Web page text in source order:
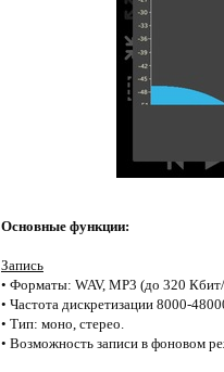
Основные функции:
Запись
• Форматы: WAV, MP3 (до 320 Кбит/
• Частота дискретизации 8000-
• Тип: моно, стерео.
• Возможность записи в фоновом